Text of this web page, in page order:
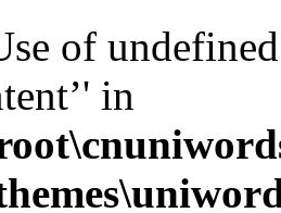
of
in